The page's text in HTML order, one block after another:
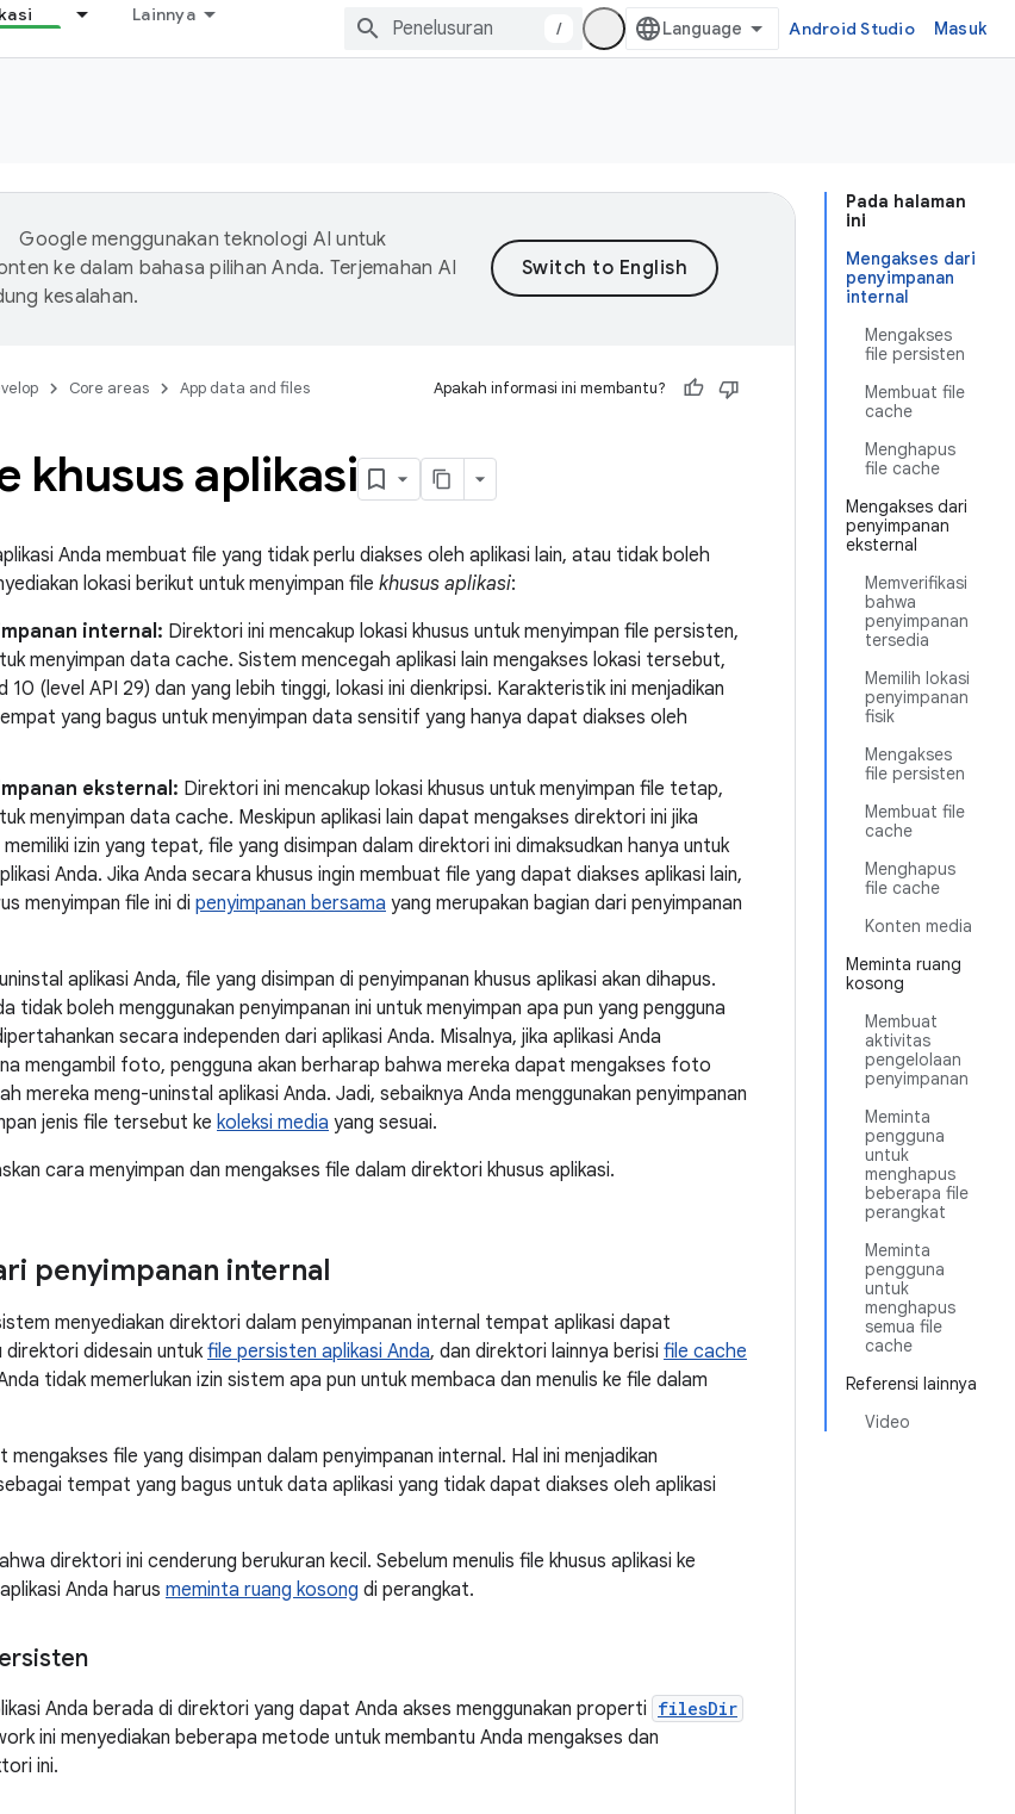
Lainnya
/ Android Studio Masuk
Pada halaman
ini
Mengakses dari
penyimpanan
internal
Mengakses
file persisten
Membuat file
cache
Menghapus
file cache
Mengakses dari
penyimpanan
eksternal
Memverifikasi
bahwa
penyimpanan
tersedia
Memilih lokasi
penyimpanan
fisik
Mengakses
file persisten
Membuat file
cache
Menghapus
file cache
Konten media
Meminta ruang
kosong
Membuat
aktivitas
pengelolaan
penyimpanan
Meminta
pengguna
untuk
menghapus
beberapa file
perangkat
Meminta
pengguna
untuk
menghapus
semua file
cache
Referensi lainnya
Video
Google menggunakan teknologi AI untuk
ke dalam bahasa pilihan Anda. Terjemahan AI
kesalahan.
Core areas App data and files Apakah informasi ini membantu?
khusus aplikasi
Anda membuat file yang tidak perlu diakses oleh aplikasi lain, atau tidak boleh
lokasi berikut untuk menyimpan file khusus aplikasi:
internal: Direktori ini mencakup lokasi khusus untuk menyimpan file persisten,
menyimpan data cache. Sistem mencegah aplikasi lain mengakses lokasi tersebut,
10 (level API 29) dan yang lebih tinggi, lokasi ini dienkripsi. Karakteristik ini menjadikan
yang bagus untuk menyimpan data sensitif yang hanya dapat diakses oleh
eksternal: Direktori ini mencakup lokasi khusus untuk menyimpan file tetap,
menyimpan data cache. Meskipun aplikasi lain dapat mengakses direktori ini jika
izin yang tepat, file yang disimpan dalam direktori ini dimaksudkan hanya untuk
Anda. Jika Anda secara khusus ingin membuat file yang dapat diakses aplikasi lain,
menyimpan file ini di penyimpanan bersama yang merupakan bagian dari penyimpanan
aplikasi Anda, file yang disimpan di penyimpanan khusus aplikasi akan dihapus.
tidak boleh menggunakan penyimpanan ini untuk menyimpan apa pun yang pengguna
secara independen dari aplikasi Anda. Misalnya, jika aplikasi Anda
mengambil foto, pengguna akan berharap bahwa mereka dapat mengakses foto
mereka meng-uninstal aplikasi Anda. Jadi, sebaiknya Anda menggunakan penyimpanan
jenis file tersebut ke koleksi media yang sesuai.
cara menyimpan dan mengakses file dalam direktori khusus aplikasi.
penyimpanan internal
menyediakan direktori dalam penyimpanan internal tempat aplikasi dapat
didesain untukfile persisten aplikasi Anda, dan direktori lainnya berisi file cache
tidak memerlukan izin sistem apa pun untuk membaca dan menulis ke file dalam
mengakses file yang disimpan dalam penyimpanan internal. Hal ini menjadikan
tempat yang bagus untuk data aplikasi yang tidak dapat diakses oleh aplikasi
direktori ini cenderung berukuran kecil. Sebelum menulis file khusus aplikasi ke
Anda harus meminta ruang kosong di perangkat.
Anda berada di direktori yang dapat Anda akses menggunakan properti filesDir
ini menyediakan beberapa metode untuk membantu Anda mengakses dan
ini.